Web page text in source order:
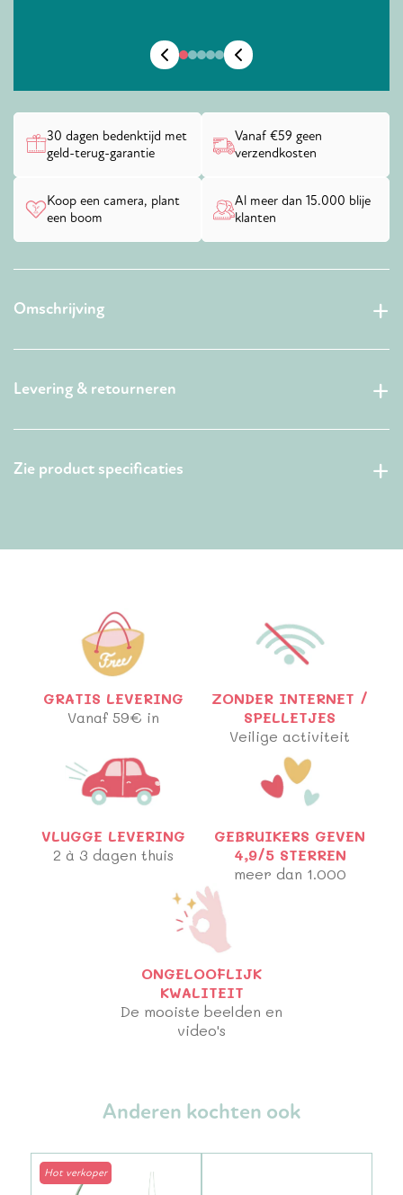
30 dagen bedenktijd met
geld-terug-garantie
Vanaf €59 geen
verzendkosten
Koop een camera, plant
een boom
Al meer dan 15.000 blije
klanten
Omschrijving
Levering & retourneren
Zie product specificaties
GRATIS LEVERING
Vanaf 59€ in
ZONDER INTERNET /
SPELLETJES
Veilige activiteit
VLUGGE LEVERING
2 à 3 dagen thuis
GEBRUIKERS GEVEN
4,9/5 STERREN
meer dan 1.000
ONGELOOFLIJK
KWALITEIT
De mooiste beelden en
video's
Anderen kochten ook
Hot verkoper